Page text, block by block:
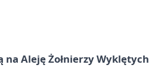
Aleję Żołnierzy Wyklętych